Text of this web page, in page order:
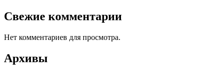
Свежие комментарии
Нет комментариев для просмотра.
Архивы